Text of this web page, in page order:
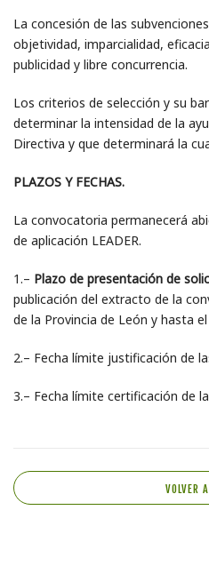
La concesión de las
objetividad, imparcialidad,
publicidad y libre concurrencia.
Los criterios de selección y su
determinar la intensidad de la
Directiva y que determinará la
PLAZOS Y FECHAS.
La convocatoria permanecerá
de aplicación LEADER.
1.– Plazo de presentación de
publicación del extracto de la
de la Provincia de León y hasta
2.– Fecha límite justificación de
3.– Fecha límite certificación de
VOLVER